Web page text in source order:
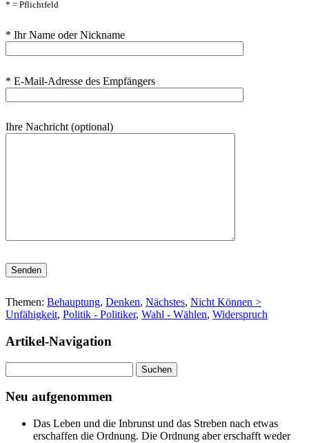
* = Pflichtfeld
* Ihr Name oder Nickname
* E-Mail-Adresse des Empfängers
Ihre Nachricht (optional)
Bitte lasse dieses Feld leer.
Themen: Behauptung, Denken, Nächstes, Nicht Können >
Unfähigkeit, Politik - Politiker, Wahl - Wählen, Widerspruch
Artikel-Navigation
nach:
Neu aufgenommen
Das Leben und die Inbrunst und das Streben nach etwas
erschaffen die Ordnung. Die Ordnung aber erschafft weder